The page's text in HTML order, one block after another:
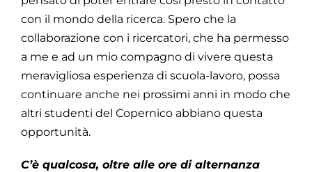
con il mondo della ricerca. Spero che la
collaborazione con i ricercatori, che ha permesso
a me e ad un mio compagno di vivere questa
meravigliosa esperienza di scuola-lavoro, possa
continuare anche nei prossimi anni in modo che
altri studenti del Copernico abbiano questa
opportunità.
C’è qualcosa, oltre alle ore di alternanza